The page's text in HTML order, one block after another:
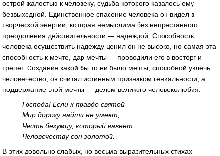
острой жалостью к человеку, судьба которого казалось ему
безвыходной. Единственное спасение человека он видел в
творческой энергии, которая немыслима без непрестанного
преодоления действительности — надеждой. Способность
человека осуществить надежду ценил он не высоко, но самая эта
способность к мечте, дар мечты — проводили его в восторг и
трепет. Создание какой бы то ни было мечты, способной увлечь
человечество, он считал истинным признаком гениальности, а
поддержание этой мечты — делом великого человеколюбия.
Господа! Если к правде святой
Мир дорогу найти не умеет,
Честь безумцу, который навеет
Человечеству сон золотой.
В этих довольно слабых, но весьма выразительных стихах,